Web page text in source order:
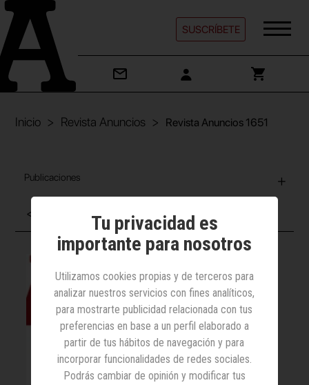
SUSCRÍBETE
Inicio Revista Anuncios Revista Anuncios 1651
< volver
Publicaciones
Tu privacidad es
importante para nosotros
Utilizamos cookies propias y de terceros para
analizar nuestros servicios con fines analíticos,
para mostrarte publicidad relacionada con tus
preferencias en base a un perfil elaborado a
partir de tus hábitos de navegación y para
incorporar funcionalidades de redes sociales.
Podrás cambiar de opinión y modificar tus